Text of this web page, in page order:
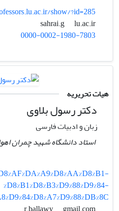
show/?id=285
sahrai.g
lu.ac.ir
0000-0002-1980-7803
هیات تحریریه
دکتر رسول بلاوی
زبان و ادبیات فارسی
استاد دانشگاه شهید چمران
%D8%B1%D8%B3%D9%88%D9%84-